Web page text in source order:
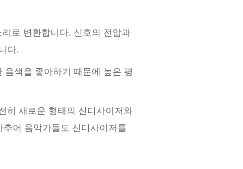
로 변환합니다. 신호의 전압과
다.
색을 좋아하기 때문에 높은 평
히 새로운 형태의 신디사이저와
어 음악가들도 신디사이저를